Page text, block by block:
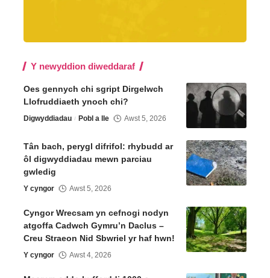
Y newyddion diweddaraf
Oes gennych chi sgript Dirgelwch
Llofruddiaeth ynoch chi?
Digwyddiadau Pobl a lle Awst 5, 2026
Tân bach, perygl difrifol: rhybudd ar
ôl digwyddiadau mewn parciau
gwledig
Y cyngor Awst 5, 2026
Cyngor Wrecsam yn cefnogi nodyn
atgoffa Cadwch Gymru’n Daclus –
Creu Straeon Nid Sbwriel yr haf hwn!
Y cyngor Awst 4, 2026